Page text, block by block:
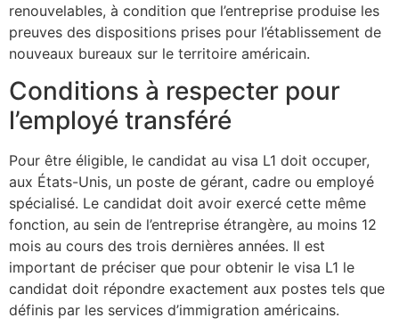
renouvelables, à condition que l’entreprise produise les
preuves des dispositions prises pour l’établissement de
nouveaux bureaux sur le territoire américain.
Conditions à respecter pour
l’employé transféré
Pour être éligible, le candidat au visa L1 doit occuper,
aux États-Unis, un poste de gérant, cadre ou employé
spécialisé. Le candidat doit avoir exercé cette même
fonction, au sein de l’entreprise étrangère, au moins 12
mois au cours des trois dernières années. Il est
important de préciser que pour obtenir le visa L1 le
candidat doit répondre exactement aux postes tels que
définis par les services d’immigration américains.